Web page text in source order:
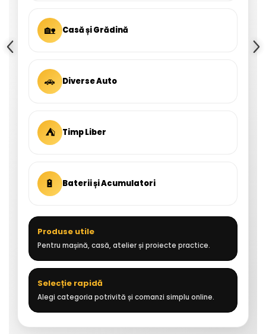
🏡 Casă și Grădină
🚗 Diverse Auto
⛺ Timp Liber
🔋 Baterii și Acumulatori
Produse utile
Pentru mașină, casă, atelier și proiecte practice.
Selecție rapidă
Alegi categoria potrivită și comanzi simplu online.